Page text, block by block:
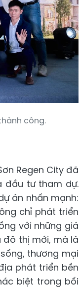
công.
Regen City đã
đầu tư tham dự.
án nhấn mạnh:
chỉ phát triển
với những giá
đô thị mới, mà là
thương mại
phát triển bền
biệt trong bối